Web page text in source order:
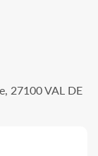
27100 VAL DE